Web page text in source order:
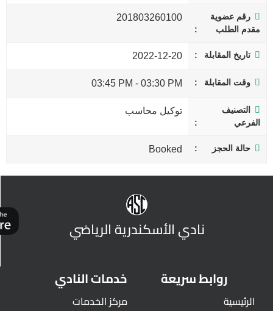
رقم عضوية
مقدم الطلب
201803260100
تاريخ المقابلة 2022-12-20
وقت المقابلة 03:30 PM
-
03:45 PM
التصنيف
الفرعي
توكيل محاسب
حالة الحجز Booked
نادي الأسكندرية الرياضي
روابط سريعة
الرئيسية
خدمات النادي
مركز الخدمات